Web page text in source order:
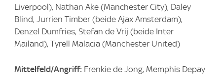
Liverpool), Nathan Ake (Manchester City), Daley
Blind, Jurrien Timber (beide Ajax Amsterdam),
Denzel Dumfries, Stefan de Vrij (beide Inter
Mailand), Tyrell Malacia (Manchester United)
Mittelfeld/Angriff: Frenkie de Jong, Memphis Depay